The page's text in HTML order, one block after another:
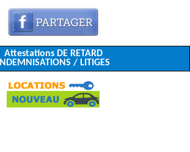
Attestations DE RETARD
INDEMNISATIONS / LITIGES